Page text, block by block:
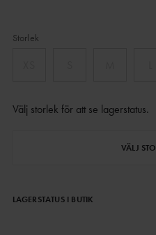
Storlek
Välj storlek för att se lagerstatus.
VÄLJ
LAGERSTATUS I BUTIK